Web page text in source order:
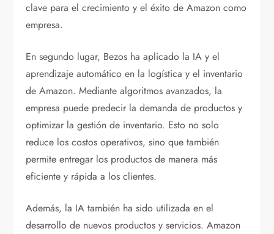
clave para el crecimiento y el éxito de Amazon como
empresa.
En segundo lugar, Bezos ha aplicado la IA y el
aprendizaje automático en la logística y el inventario
de Amazon. Mediante algoritmos avanzados, la
empresa puede predecir la demanda de productos y
optimizar la gestión de inventario. Esto no solo
reduce los costos operativos, sino que también
permite entregar los productos de manera más
eficiente y rápida a los clientes.
Además, la IA también ha sido utilizada en el
desarrollo de nuevos productos y servicios. Amazon